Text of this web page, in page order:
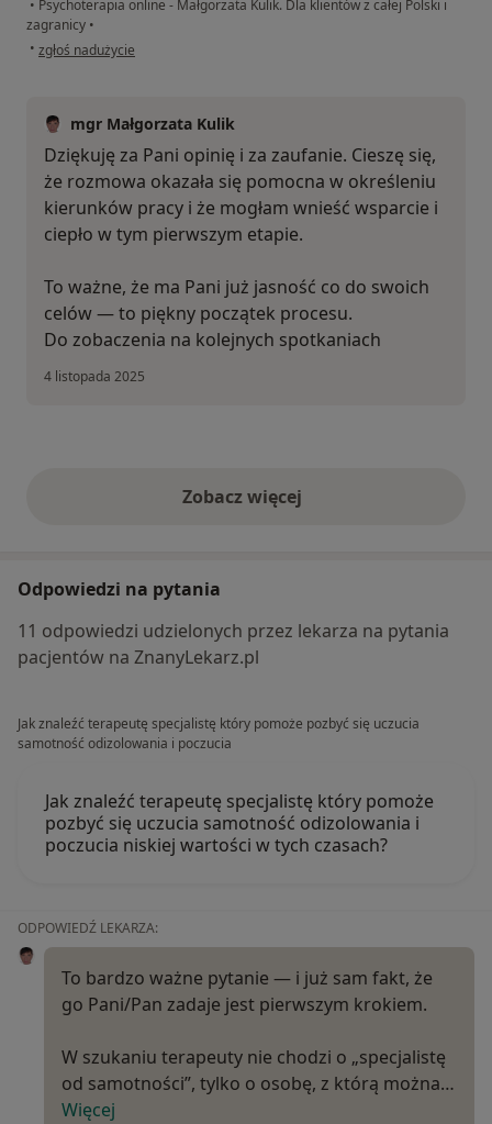
• Psychoterapia online - Małgorzata Kulik. Dla klientów z całej Polski i
zagranicy •
• w opinii użytkownika Natalia
zgłoś nadużycie
mgr Małgorzata Kulik
Dziękuję za Pani opinię i za zaufanie. Cieszę się,
że rozmowa okazała się pomocna w określeniu
kierunków pracy i że mogłam wnieść wsparcie i
ciepło w tym pierwszym etapie.
To ważne, że ma Pani już jasność co do swoich
celów — to piękny początek procesu.
Do zobaczenia na kolejnych spotkaniach
4 listopada 2025
Zobacz więcejopinie powyżej
Odpowiedzi na pytania
11 odpowiedzi udzielonych przez lekarza na pytania
pacjentów na ZnanyLekarz.pl
Jak znaleźć terapeutę specjalistę który pomoże pozbyć się uczucia
samotność odizolowania i poczucia
Jak znaleźć terapeutę specjalistę który pomoże
pozbyć się uczucia samotność odizolowania i
poczucia niskiej wartości w tych czasach?
ODPOWIEDŹ LEKARZA:
To bardzo ważne pytanie — i już sam fakt, że
go Pani/Pan zadaje jest pierwszym krokiem.
W szukaniu terapeuty nie chodzi o „specjalistę
od samotności”, tylko o osobę, z którą można…
Więcej